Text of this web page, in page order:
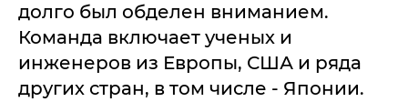
долго был обделен вниманием.
Команда включает ученых и
инженеров из Европы, США и ряда
других стран, в том числе - Японии.